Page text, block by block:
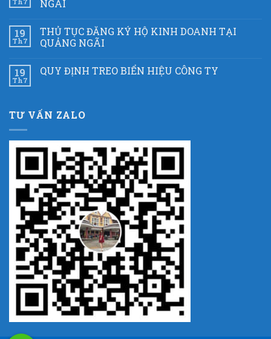
NGÃI
19
Th7
THỦ TỤC ĐĂNG KÝ HỘ KINH DOANH TẠI
QUẢNG NGÃI
19
Th7
QUY ĐỊNH TREO BIỂN HIỆU CÔNG TY
TƯ VẤN ZALO